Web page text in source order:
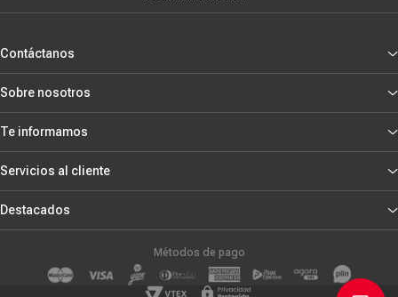
Contáctanos
Sobre nosotros
Te informamos
Servicios al cliente
Destacados
Métodos de pago